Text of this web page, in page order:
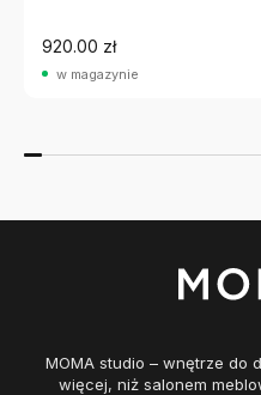
920.00 zł
w magazynie
MOMA studio – wnętrze do
więcej, niż salonem